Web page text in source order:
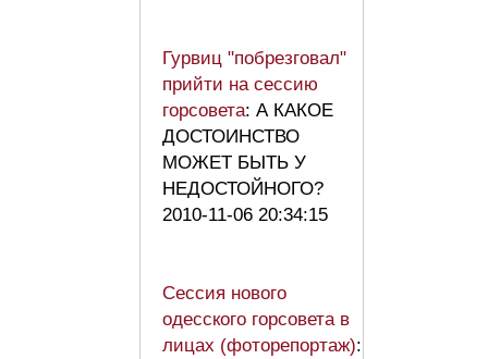
Гурвиц "побрезговал"
прийти на сессию
горсовета: А КАКОЕ
ДОСТОИНСТВО
МОЖЕТ БЫТЬ У
НЕДОСТОЙНОГО?
2010-11-06 20:34:15
Сессия нового
одесского горсовета в
лицах (фоторепортаж):